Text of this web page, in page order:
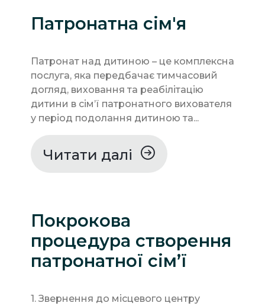
Патронатна сім'я
Патронат над дитиною – це комплексна
послуга, яка передбачає тимчасовий
догляд, виховання та реабілітацію
дитини в сім’ї патронатного вихователя
у період подолання дитиною та...
Читати далі
Покрокова
процедура створення
патронатної сім’ї
1. Звернення до місцевого центру